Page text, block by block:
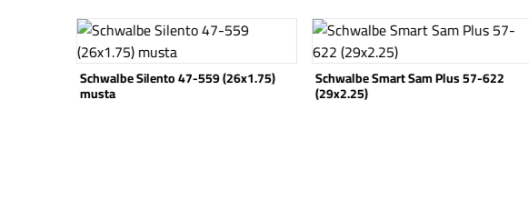
Katso tuote
Schwalbe Smart Sam Plus 57-622
(29x2.25)
Katso tuote
Schwalbe Pick-Up 27.5x2.35 (60-584)
reunalanka musta